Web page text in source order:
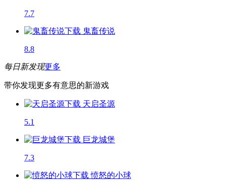
7.7
鬼畜传说
8.8
每日新发现更多
带你发现更多有意思的新游戏
天启圣源
5.1
巨龙城堡
7.3
愤怒的小球